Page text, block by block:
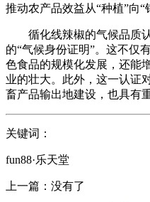
推动农产品效益从“种植”向“
循化线辣椒的气候品质认
的“气候身份证明”。这不仅
色食品的规模化发展，还能
业的壮大。此外，这一认证
畜产品输出地建设，也具有
关键词：
fun88·乐天堂
上一篇：没有了